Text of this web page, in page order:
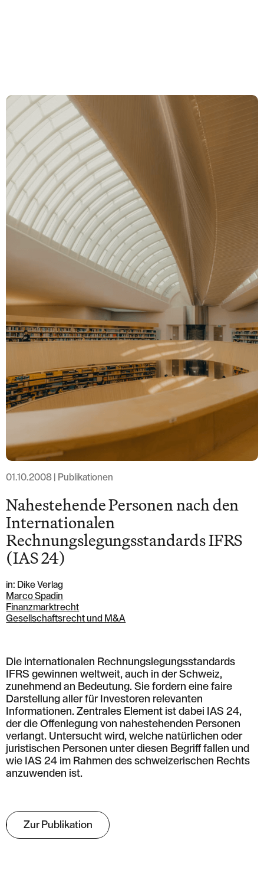
Équipe
Actualités et
Insights
À propos de nous
Carrière
T: +41 44 266 56 56
F: +41 44 266 56 66
M: zh@barandun-law.ch
Contact Zoug
Bahnhofstrasse 17
T: +41 41 349 56 56
F: +41 41 349 56 66
M: zg@barandun-law.ch
PROTECTION DES DONNÉES LINKEDIN
01.10.2008 | Publikationen
Nahestehende Personen nach den
Internationalen
Rechnungslegungsstandards IFRS
(IAS 24)
in: Dike Verlag
Marco Spadin
Finanzmarktrecht
Gesellschaftsrecht und M&A
Die internationalen Rechnungslegungsstandards
IFRS gewinnen weltweit, auch in der Schweiz,
zunehmend an Bedeutung. Sie fordern eine faire
Darstellung aller für Investoren relevanten
Informationen. Zentrales Element ist dabei IAS 24,
der die Offenlegung von nahestehenden Personen
verlangt. Untersucht wird, welche natürlichen oder
juristischen Personen unter diesen Begriff fallen und
wie IAS 24 im Rahmen des schweizerischen Rechts
anzuwenden ist.
Zur Publikation